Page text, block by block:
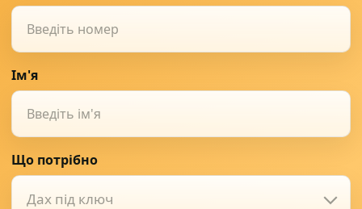
Ім'я
Що потрібно
Дах під ключ